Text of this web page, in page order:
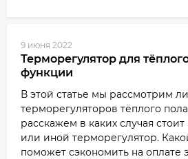
9 июня 2022
Терморегулятор для
функции
В этой статье мы рассмотрим
терморегуляторов тёплого пола
расскажем в каких случая стоит
или иной терморегулятор.
поможет сэкономить на оплате